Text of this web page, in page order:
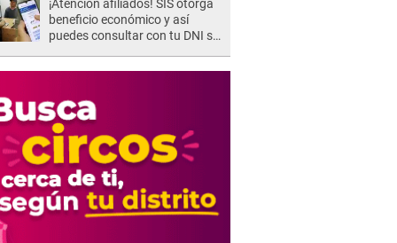
¡Atención afiliados! SIS otorga
beneficio económico y así
puedes consultar con tu DNI si